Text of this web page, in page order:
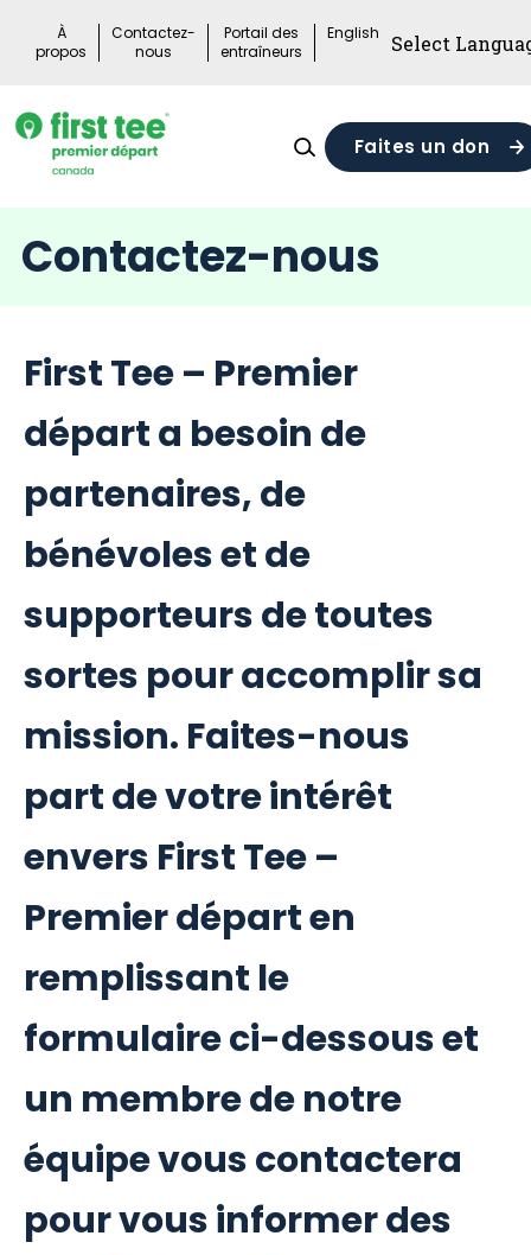
À
propos
Contactez-
nous
Portail des
entraîneurs
English
Faites un don
Contactez-nous
First Tee – Premier
départ a besoin de
partenaires, de
bénévoles et de
supporteurs de toutes
sortes pour accomplir sa
mission. Faites-nous
part de votre intérêt
envers First Tee –
Premier départ en
remplissant le
formulaire ci-dessous et
un membre de notre
équipe vous contactera
pour vous informer des